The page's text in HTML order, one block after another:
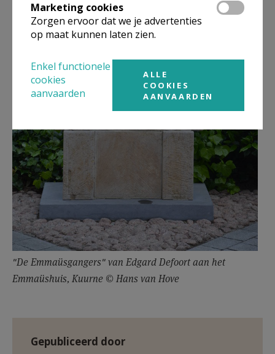
"De Emmaüsgangers" van Edgard Defoort aan het
Emmaüshuis, Kuurne © Hans van Hove
Gepubliceerd door
Marketing cookies
Zorgen ervoor dat we je advertenties
op maat kunnen laten zien.
Enkel functionele
cookies
aanvaarden
ALLE
COOKIES
AANVAARDEN